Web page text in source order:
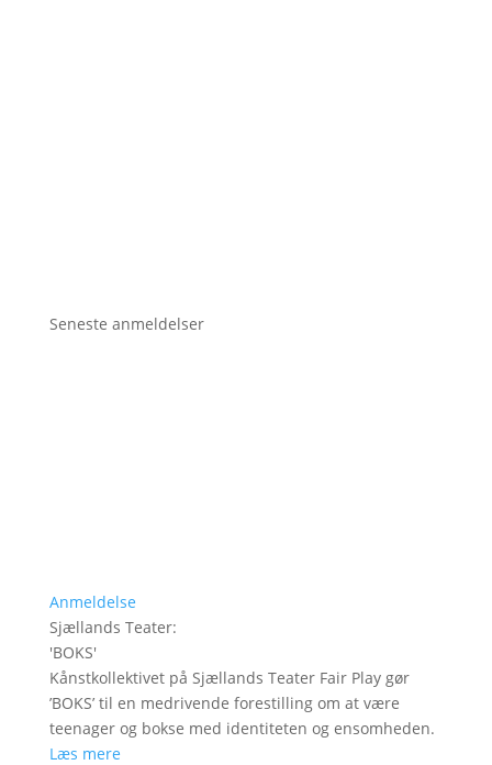
Seneste anmeldelser
Anmeldelse
Sjællands Teater:
'BOKS'
Kånstkollektivet på Sjællands Teater Fair Play gør
’BOKS’ til en medrivende forestilling om at være
teenager og bokse med identiteten og ensomheden.
Læs mere